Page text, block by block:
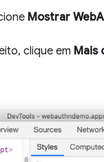
Mostrar
clique em Mais